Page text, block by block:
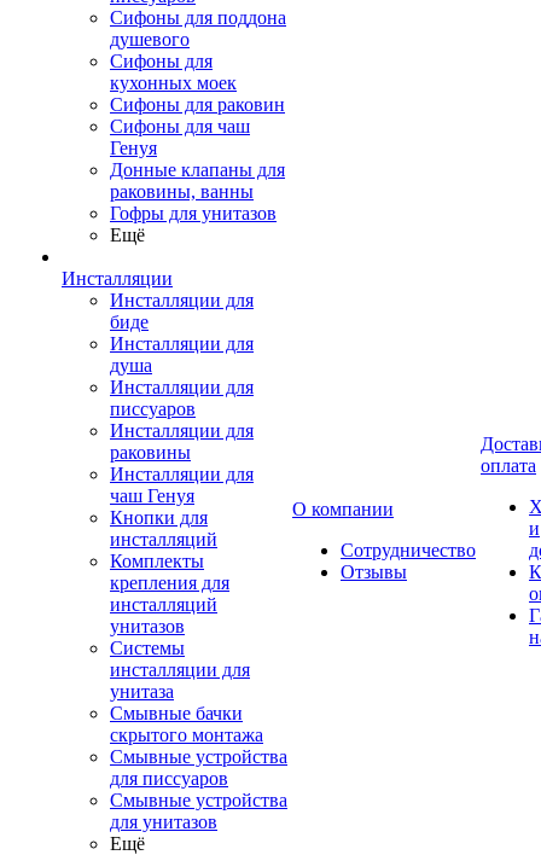
Сифоны для поддона
душевого
Сифоны для
кухонных моек
Сифоны для раковин
Сифоны для чаш
Генуя
Донные клапаны для
раковины, ванны
Гофры для унитазов
Ещё
Инсталляции
Инсталляции для
биде
Инсталляции для
душа
Инсталляции для
писсуаров
Инсталляции для
раковины
Инсталляции для
чаш Генуя
Кнопки для
инсталляций
Комплекты
крепления для
инсталляций
унитазов
Системы
инсталляции для
унитаза
Смывные бачки
скрытого монтажа
Смывные устройства
для писсуаров
Смывные устройства
для унитазов
Ещё
О компании
Сотрудничество
Отзывы
оплата
и